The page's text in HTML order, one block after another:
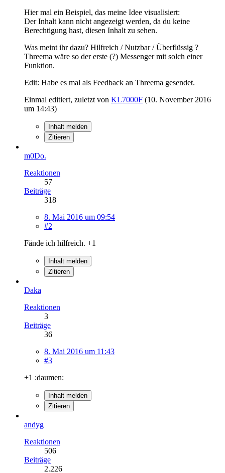
Hier mal ein Beispiel, das meine Idee visualisiert:
Der Inhalt kann nicht angezeigt werden, da du keine
Berechtigung hast, diesen Inhalt zu sehen.
Was meint ihr dazu? Hilfreich / Nutzbar / Überflüssig ?
Threema wäre so der erste (?) Messenger mit solch einer
Funktion.
Edit: Habe es mal als Feedback an Threema gesendet.
Einmal editiert, zuletzt von KL7000F (10. November 2016
um 14:43)
Inhalt melden
Zitieren
m0Do.
Reaktionen
57
Beiträge
318
8. Mai 2016 um 09:54
#2
Fände ich hilfreich. +1
Inhalt melden
Zitieren
Daka
Reaktionen
3
Beiträge
36
8. Mai 2016 um 11:43
#3
+1 :daumen:
Inhalt melden
Zitieren
andyg
Reaktionen
506
Beiträge
2.226